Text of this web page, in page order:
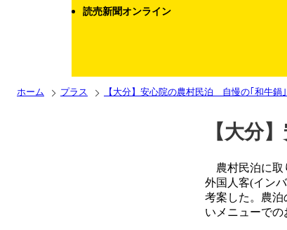
読売新聞オンライン
ホーム プラス 【大分】安心院の農村民泊 自慢の｢和牛鍋
【大分
農村民泊に取
外国人客(イン
考案した。農泊
いメニューでの